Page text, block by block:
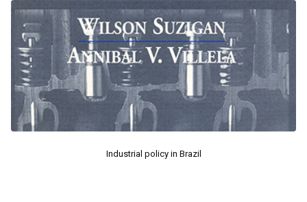
Industrial policy in Brazil